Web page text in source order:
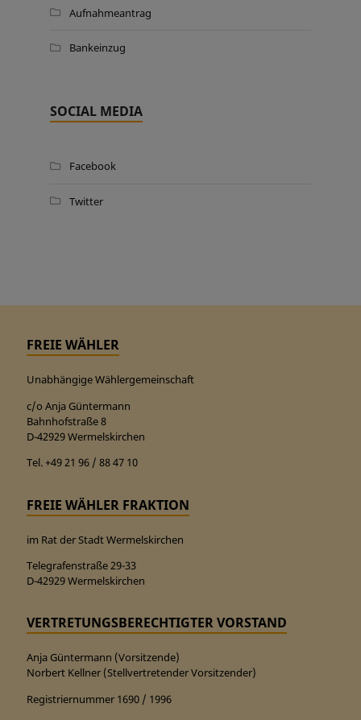
Aufnahmeantrag
Bankeinzug
SOCIAL MEDIA
Facebook
Twitter
FREIE WÄHLER
Unabhängige Wählergemeinschaft
c/o Anja Güntermann
Bahnhofstraße 8
D-42929 Wermelskirchen
Tel. +49 21 96 / 88 47 10
FREIE WÄHLER FRAKTION
im Rat der Stadt Wermelskirchen
Telegrafenstraße 29-33
D-42929 Wermelskirchen
VERTRETUNGSBERECHTIGTER VORSTAND
Anja Güntermann (Vorsitzende)
Norbert Kellner (Stellvertretender Vorsitzender)
Registriernummer 1690 / 1996